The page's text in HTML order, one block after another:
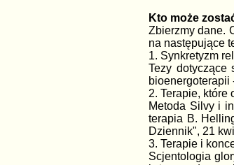
Kto może
Zbierzmy dane.
na następujące
1. Synkretyzm
Tezy dotyczące
bioenergoterapii
2. Terapie,
Metoda Silvy i
terapia B.
Dziennik", 21
3. Terapie i
Scjentologia